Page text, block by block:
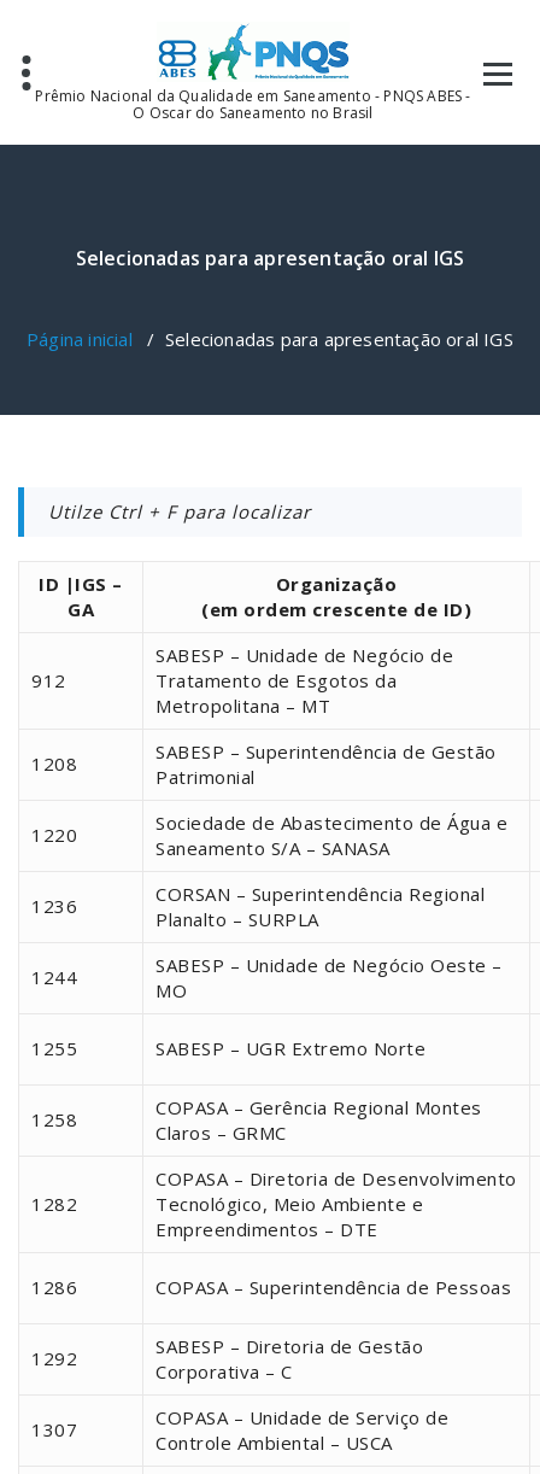
conteúdo
Prêmio Nacional da Qualidade em Saneamento - PNQS ABES -
O Oscar do Saneamento no Brasil
Selecionadas para apresentação oral IGS
Página inicial /Selecionadas para apresentação oral IGS
Utilze Ctrl + F para localizar
ID |IGS –
GA
Organização
(em ordem crescente de ID)
912
SABESP – Unidade de Negócio de
Tratamento de Esgotos da
Metropolitana – MT
1208
SABESP – Superintendência de Gestão
Patrimonial
1220
Sociedade de Abastecimento de Água e
Saneamento S/A – SANASA
1236
CORSAN – Superintendência Regional
Planalto – SURPLA
1244
SABESP – Unidade de Negócio Oeste –
MO
1255 SABESP – UGR Extremo Norte
1258
COPASA – Gerência Regional Montes
Claros – GRMC
1282
COPASA – Diretoria de Desenvolvimento
Tecnológico, Meio Ambiente e
Empreendimentos – DTE
1286 COPASA – Superintendência de Pessoas
1292
SABESP – Diretoria de Gestão
Corporativa – C
1307
COPASA – Unidade de Serviço de
Controle Ambiental – USCA